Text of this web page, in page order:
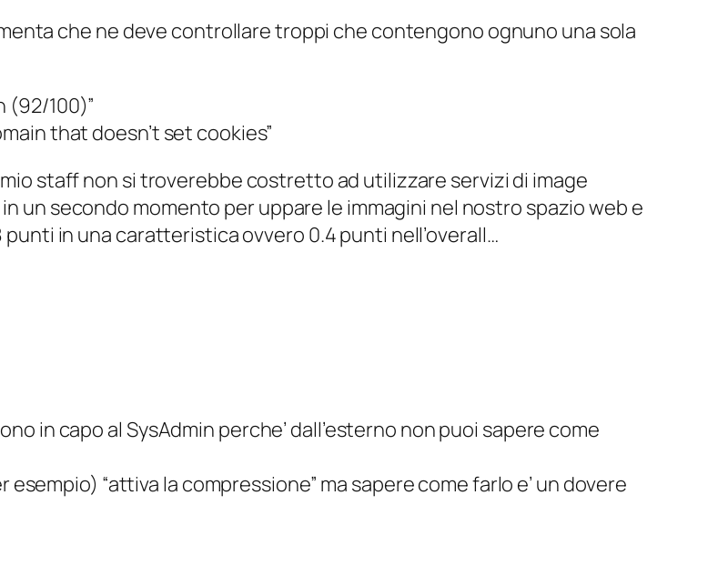
che ne deve controllare troppi che contengono ognuno una sola
(92/100)”
that doesn’t set cookies”
staff non si troverebbe costretto ad utilizzare servizi di image
un secondo momento per uppare le immagini nel nostro spazio web e
in una caratteristica ovvero 0.4 punti nell’overall…
in capo al SysAdmin perche’ dall’esterno non puoi sapere come
“attiva la compressione” ma sapere come farlo e’ un dovere